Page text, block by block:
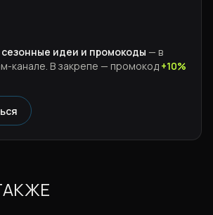
идеи и промокоды — в
канале. В закрепе — промокод +10%